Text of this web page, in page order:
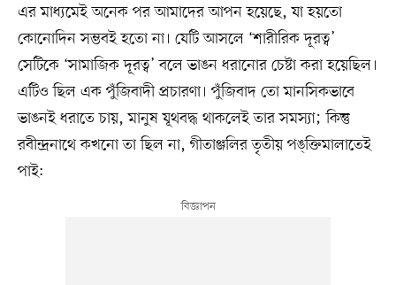
এর মাধ্যমেই অনেক পর আমাদের আপন হয়েছে, যা হয়তো
কোনোদিন সম্ভবই হতো না। যেটি আসলে ‘শারীরিক দূরত্ব’
সেটিকে ‘সামাজিক দূরত্ব’ বলে ভাঙন ধরানোর চেষ্টা করা হয়েছিল।
এটিও ছিল এক পুঁজিবাদী প্রচারণা। পুঁজিবাদ তো মানসিকভাবে
ভাঙনই ধরাতে চায়, মানুষ যূথবদ্ধ থাকলেই তার সমস্যা; কিন্তু
রবীন্দ্রনাথে কখনো তা ছিল না, গীতাঞ্জলির তৃতীয় পঙ্‌ক্তিমালাতেই
পাই: